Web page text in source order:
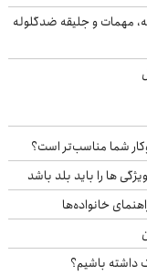
مهمات و جلیقه ضدگلوله
شما مناسب‌تر است؟
ها را باید بلد باشد
باشیم؟